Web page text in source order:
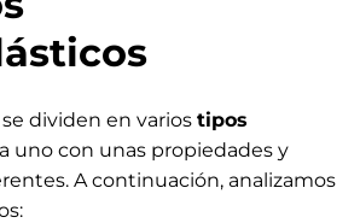
dividen en varios tipos
uno con unas propiedades y
A continuación, analizamos